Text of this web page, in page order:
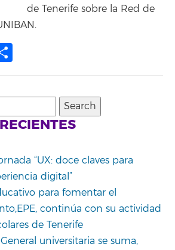
de Tenerife sobre la Red de
“UX: doce claves para
digital”
para fomentar el
continúa con su actividad
de Tenerife
universitaria se suma,